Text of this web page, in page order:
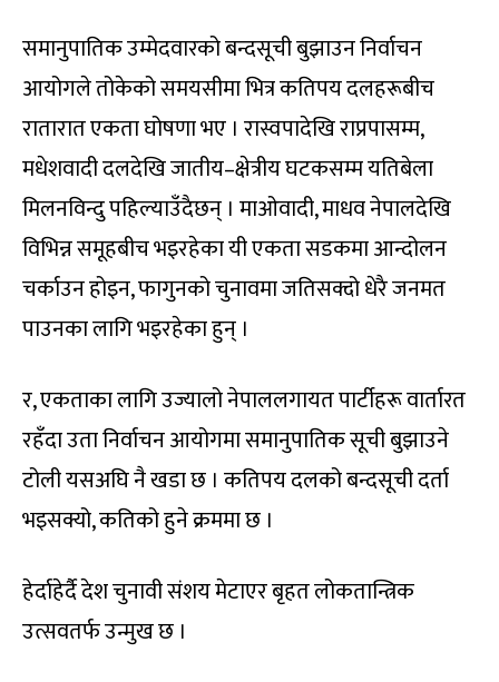
समानुपातिक उम्मेदवारको बन्दसूची बुझाउन निर्वाचन
आयोगले तोकेको समयसीमा भित्र कतिपय दलहरूबीच
रातारात एकता घोषणा भए । रास्वपादेखि राप्रपासम्म,
मधेशवादी दलदेखि जातीय–क्षेत्रीय घटकसम्म यतिबेला
मिलनविन्दु पहिल्याउँदैछन् । माओवादी, माधव नेपालदेखि
विभिन्न समूहबीच भइरहेका यी एकता सडकमा आन्दोलन
चर्काउन होइन, फागुनको चुनावमा जतिसक्दो धेरै जनमत
पाउनका लागि भइरहेका हुन् ।
र, एकताका लागि उज्यालो नेपाललगायत पार्टीहरू वार्तारत
रहँदा उता निर्वाचन आयोगमा समानुपातिक सूची बुझाउने
टोली यसअघि नै खडा छ । कतिपय दलको बन्दसूची दर्ता
भइसक्यो, कतिको हुने क्रममा छ ।
हेर्दाहेर्दै देश चुनावी संशय मेटाएर बृहत लोकतान्त्रिक
उत्सवतर्फ उन्मुख छ ।